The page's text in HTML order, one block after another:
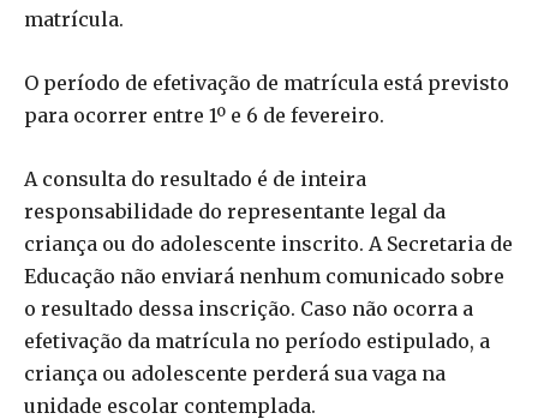
matrícula.
O período de efetivação de matrícula está previsto
para ocorrer entre 1º e 6 de fevereiro.
A consulta do resultado é de inteira
responsabilidade do representante legal da
criança ou do adolescente inscrito. A Secretaria de
Educação não enviará nenhum comunicado sobre
o resultado dessa inscrição. Caso não ocorra a
efetivação da matrícula no período estipulado, a
criança ou adolescente perderá sua vaga na
unidade escolar contemplada.